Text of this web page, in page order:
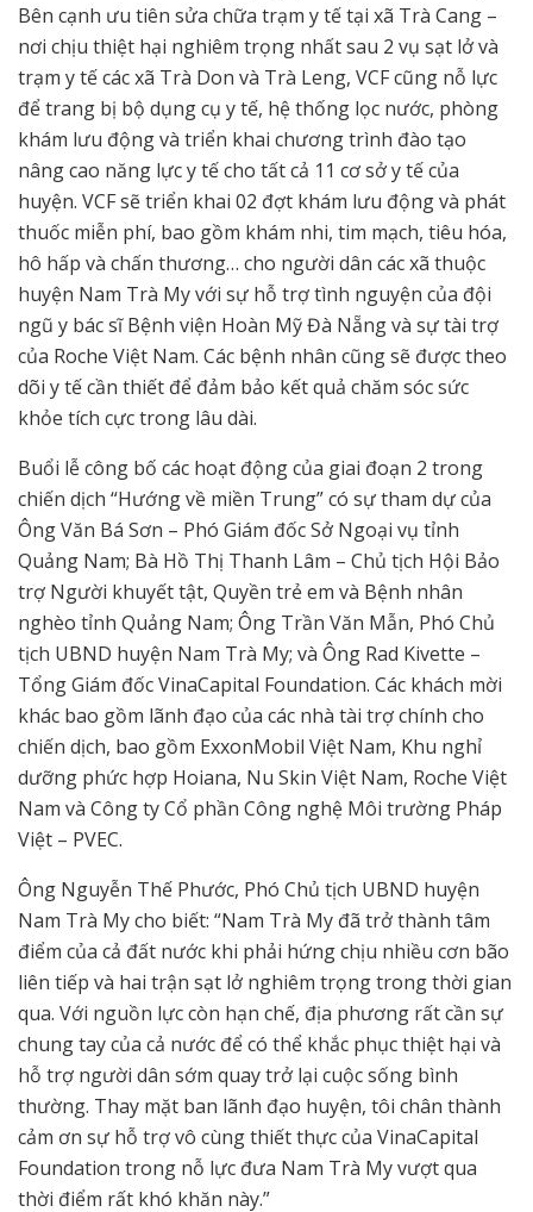
Bên cạnh ưu tiên sửa chữa trạm y tế tại xã Trà Cang –
nơi chịu thiệt hại nghiêm trọng nhất sau 2 vụ sạt lở và
trạm y tế các xã Trà Don và Trà Leng, VCF cũng nỗ lực
để trang bị bộ dụng cụ y tế, hệ thống lọc nước, phòng
khám lưu động và triển khai chương trình đào tạo
nâng cao năng lực y tế cho tất cả 11 cơ sở y tế của
huyện. VCF sẽ triển khai 02 đợt khám lưu động và phát
thuốc miễn phí, bao gồm khám nhi, tim mạch, tiêu hóa,
hô hấp và chấn thương… cho người dân các xã thuộc
huyện Nam Trà My với sự hỗ trợ tình nguyện của đội
ngũ y bác sĩ Bệnh viện Hoàn Mỹ Đà Nẵng và sự tài trợ
của Roche Việt Nam. Các bệnh nhân cũng sẽ được theo
dõi y tế cần thiết để đảm bảo kết quả chăm sóc sức
khỏe tích cực trong lâu dài.
Buổi lễ công bố các hoạt động của giai đoạn 2 trong
chiến dịch “Hướng về miền Trung” có sự tham dự của
Ông Văn Bá Sơn – Phó Giám đốc Sở Ngoại vụ tỉnh
Quảng Nam; Bà Hồ Thị Thanh Lâm – Chủ tịch Hội Bảo
trợ Người khuyết tật, Quyền trẻ em và Bệnh nhân
nghèo tỉnh Quảng Nam; Ông Trần Văn Mẫn, Phó Chủ
tịch UBND huyện Nam Trà My; và Ông Rad Kivette –
Tổng Giám đốc VinaCapital Foundation. Các khách mời
khác bao gồm lãnh đạo của các nhà tài trợ chính cho
chiến dịch, bao gồm ExxonMobil Việt Nam, Khu nghỉ
dưỡng phức hợp Hoiana, Nu Skin Việt Nam, Roche Việt
Nam và Công ty Cổ phần Công nghệ Môi trường Pháp
Việt – PVEC.
Ông Nguyễn Thế Phước, Phó Chủ tịch UBND huyện
Nam Trà My cho biết: “Nam Trà My đã trở thành tâm
điểm của cả đất nước khi phải hứng chịu nhiều cơn bão
liên tiếp và hai trận sạt lở nghiêm trọng trong thời gian
qua. Với nguồn lực còn hạn chế, địa phương rất cần sự
chung tay của cả nước để có thể khắc phục thiệt hại và
hỗ trợ người dân sớm quay trở lại cuộc sống bình
thường. Thay mặt ban lãnh đạo huyện, tôi chân thành
cảm ơn sự hỗ trợ vô cùng thiết thực của VinaCapital
Foundation trong nỗ lực đưa Nam Trà My vượt qua
thời điểm rất khó khăn này.”